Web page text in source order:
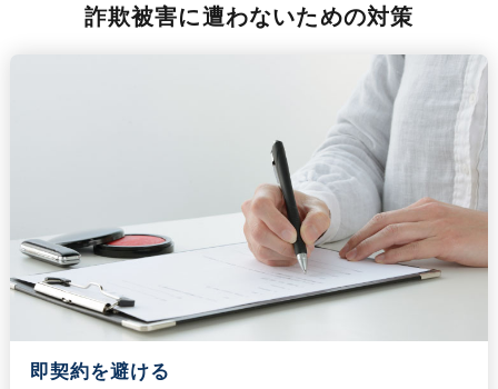
詐欺被害に遭わないための対策
即契約を避ける